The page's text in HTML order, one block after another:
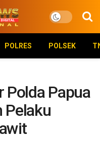
POLRES POLSEK
Polda Papua
Pelaku